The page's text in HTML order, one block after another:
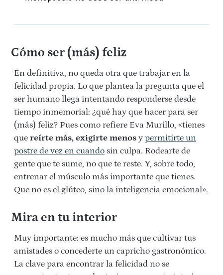
Cómo ser (más) feliz
En definitiva, no queda otra que trabajar en la
felicidad propia. Lo que plantea la pregunta que el
ser humano llega intentando responderse desde
tiempo inmemorial: ¿qué hay que hacer para ser
(más) feliz? Pues como refiere Eva Murillo, «tienes
que reírte más, exigirte menos y permitirte un
postre de vez en cuando sin culpa. Rodearte de
gente que te sume, no que te reste. Y, sobre todo,
entrenar el músculo más importante que tienes.
Que no es el glúteo, sino la inteligencia emocional».
Mira en tu interior
Muy importante: es mucho más que cultivar tus
amistades o concederte un capricho gastronómico.
La clave para encontrar la felicidad no se